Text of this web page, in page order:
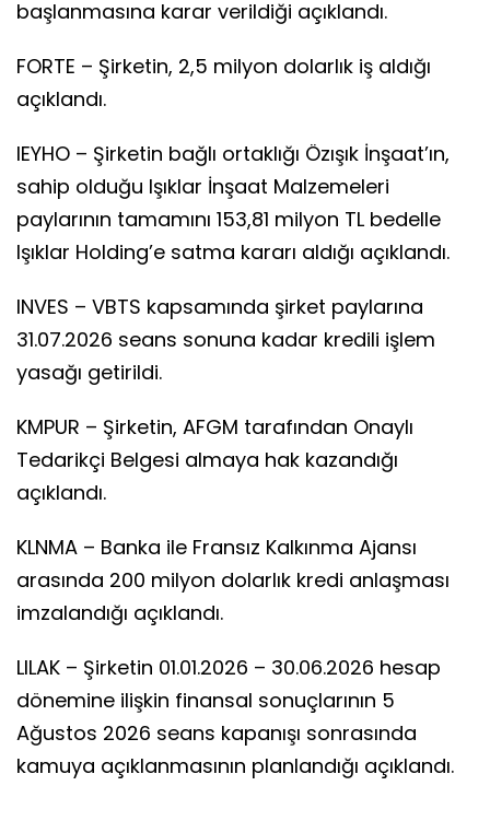
başlanmasına karar verildiği açıklandı.
FORTE – Şirketin, 2,5 milyon dolarlık iş aldığı
açıklandı.
IEYHO – Şirketin bağlı ortaklığı Özışık İnşaat’ın,
sahip olduğu Işıklar İnşaat Malzemeleri
paylarının tamamını 153,81 milyon TL bedelle
Işıklar Holding’e satma kararı aldığı açıklandı.
INVES – VBTS kapsamında şirket paylarına
31.07.2026 seans sonuna kadar kredili işlem
yasağı getirildi.
KMPUR – Şirketin, AFGM tarafından Onaylı
Tedarikçi Belgesi almaya hak kazandığı
açıklandı.
KLNMA – Banka ile Fransız Kalkınma Ajansı
arasında 200 milyon dolarlık kredi anlaşması
imzalandığı açıklandı.
LILAK – Şirketin 01.01.2026 – 30.06.2026 hesap
dönemine ilişkin finansal sonuçlarının 5
Ağustos 2026 seans kapanışı sonrasında
kamuya açıklanmasının planlandığı açıklandı.